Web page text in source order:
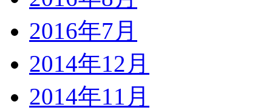
2016年7月
2014年12月
2014年11月